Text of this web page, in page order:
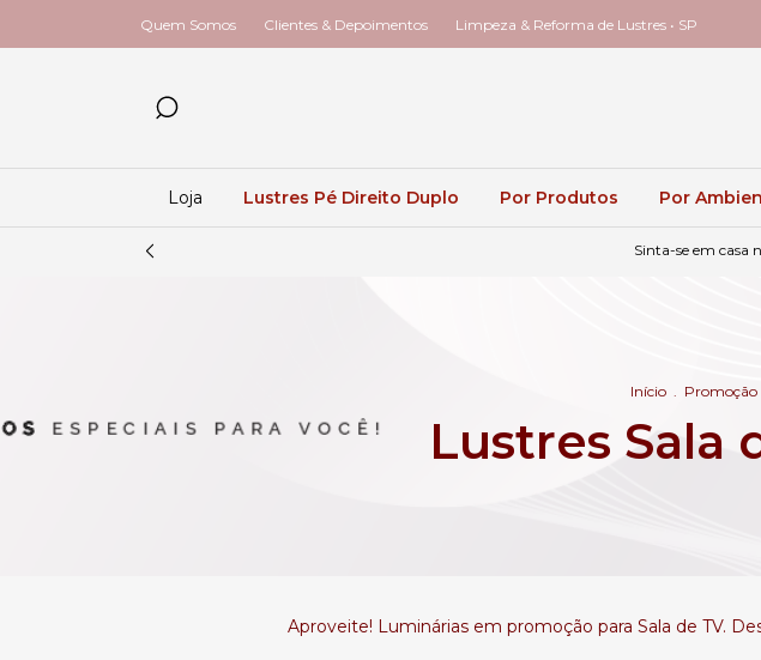
Quem Somos Clientes & Depoimentos Limpeza & Reforma de Lustres • SP
Loja Lustres Pé Direito Duplo Por Produtos Por
Sinta-se em casa
Início . Promoção
Lustres Sala
Aproveite! Luminárias em promoção para Sala de TV.